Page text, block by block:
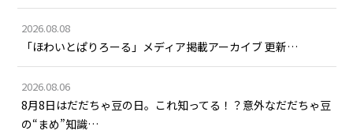
2026.08.08
「ほわいとぱりろーる」メディア掲載アーカイブ 更新…
2026.08.06
8月8日はだだちゃ豆の日。これ知ってる！？意外なだだちゃ豆
の“まめ”知識…